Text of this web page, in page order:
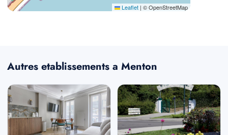
Leaflet | © OpenStreetMap
Autres etablissements a Menton